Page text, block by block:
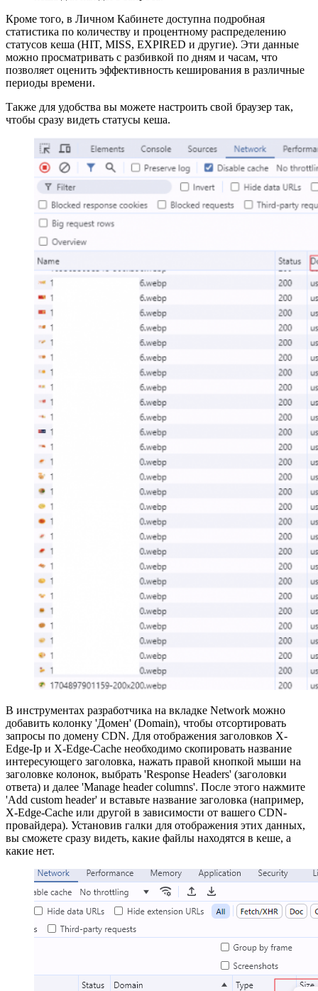
Кроме того, в Личном Кабинете доступна подробная
статистика по количеству и процентному распределению
статусов кеша (HIT, MISS, EXPIRED и другие). Эти данные
можно просматривать с разбивкой по дням и часам, что
позволяет оценить эффективность кеширования в различные
периоды времени.
Также для удобства вы можете настроить свой браузер так,
чтобы сразу видеть статусы кеша.
В инструментах разработчика на вкладке Network можно
добавить колонку 'Домен' (Domain), чтобы отсортировать
запросы по домену CDN. Для отображения заголовков X-
Edge-Ip и X-Edge-Cache необходимо скопировать название
интересующего заголовка, нажать правой кнопкой мыши на
заголовке колонок, выбрать 'Response Headers' (заголовки
ответа) и далее 'Manage header columns'. После этого нажмите
'Add custom header' и вставьте название заголовка (например,
X-Edge-Cache или другой в зависимости от вашего CDN-
провайдера). Установив галки для отображения этих данных,
вы сможете сразу видеть, какие файлы находятся в кеше, а
какие нет.